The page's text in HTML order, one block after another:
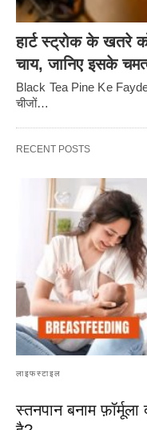
हार्ट स्ट्रोक के खतरे
चाय, जानिए इसके
Black Tea Pine Ke
चीजों…
RECENT POSTS
लाइफस्टाइल
स्तनपान बनाम